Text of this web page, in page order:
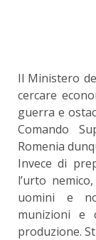
Il Ministero
cercare
guerra e
Comando
Romenia
Invece di
l’urto
uomini e
munizioni e
produzione.